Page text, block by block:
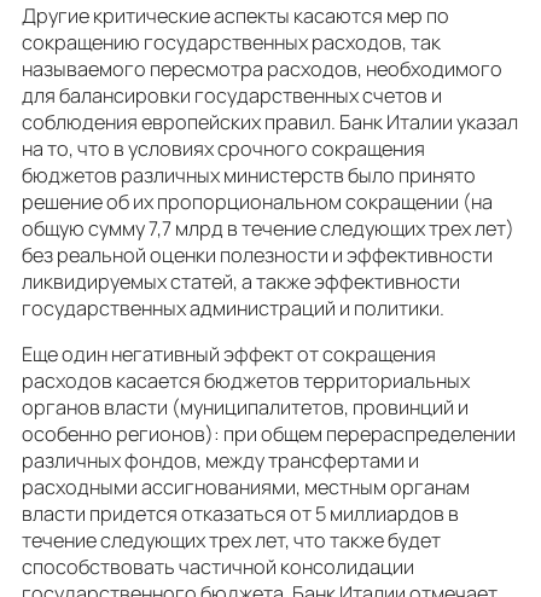
Другие критические аспекты касаются мер по
сокращению государственных расходов, так
называемого пересмотра расходов, необходимого
для балансировки государственных счетов и
соблюдения европейских правил. Банк Италии указал
на то, что в условиях срочного сокращения
бюджетов различных министерств было принято
решение об их пропорциональном сокращении (на
общую сумму 7,7 млрд в течение следующих трех лет)
без реальной оценки полезности и эффективности
ликвидируемых статей, а также эффективности
государственных администраций и политики.
Еще один негативный эффект от сокращения
расходов касается бюджетов территориальных
органов власти (муниципалитетов, провинций и
особенно регионов): при общем перераспределении
различных фондов, между трансфертами и
расходными ассигнованиями, местным органам
власти придется отказаться от 5 миллиардов в
течение следующих трех лет, что также будет
способствовать частичной консолидации